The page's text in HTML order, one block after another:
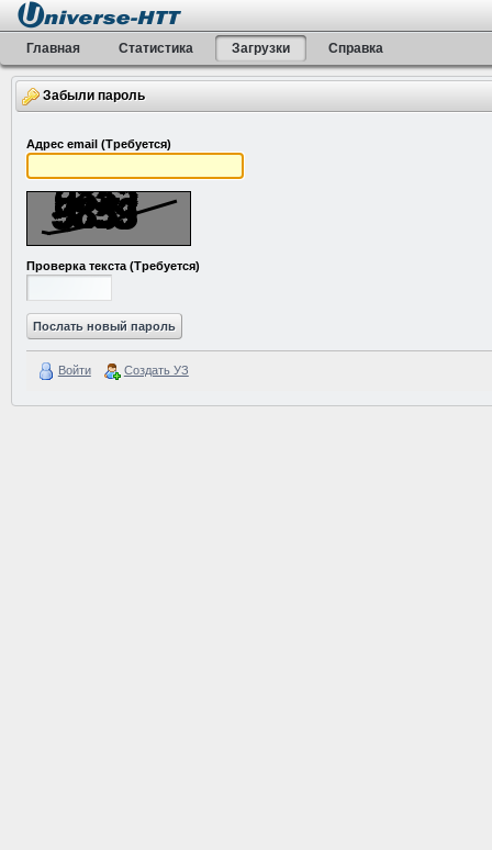
Главная Статистика Загрузки Справка
Забыли пароль
Адрес email (Требуется)
Проверка текста (Требуется)
Войти Создать УЗ